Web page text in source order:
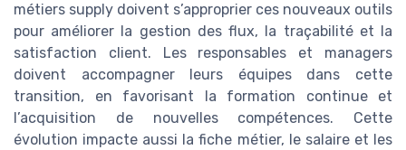
métiers supply doivent s’approprier ces nouveaux outils
pour améliorer la gestion des flux, la traçabilité et la
satisfaction client. Les responsables et managers
doivent accompagner leurs équipes dans cette
transition, en favorisant la formation continue et
l’acquisition de nouvelles compétences. Cette
évolution impacte aussi la fiche métier, le salaire et les